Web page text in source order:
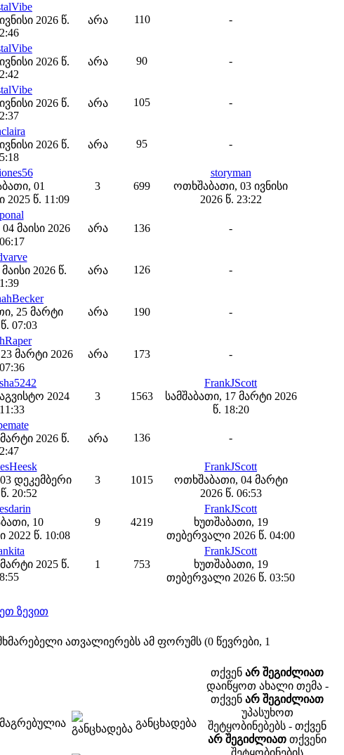
2026 წ.
არა 110 -
2026 წ.
არა 90 -
2026 წ.
არა 105 -
2026 წ.
არა 95 -
01
წ. 11:09
3 699
storyman
ოთხშაბათი, 03 ივნისი
2026 წ. 23:22
მაისი 2026
არა 136 -
2026 წ.
არა 126 -
25 მარტი
07:03
არა 190 -
მარტი 2026
არა 173 -
2024
3 1563
FrankJScott
სამშაბათი, 17 მარტი 2026
წ. 18:20
2026 წ.
არა 136 -
დეკემბერი
20:52
3 1015
FrankJScott
ოთხშაბათი, 04 მარტი
2026 წ. 06:53
10
წ. 10:08
9 4219
FrankJScott
ხუთშაბათი, 19
თებერვალი 2026 წ. 04:00
2025 წ.
1 753
FrankJScott
ხუთშაბათი, 19
თებერვალი 2026 წ. 03:50
ზევით
ათვალიერებს ამ ფორუმს (0 წევრები, 1
განცხადება
თქვენ არ შეგიძლიათ
დაიწყოთ ახალი თემა -
თქვენ არ შეგიძლიათ
უპასუხოთ
შეტყობინებებს - თქვენ
არ შეგიძლიათ თქვენი
შეტყობინების